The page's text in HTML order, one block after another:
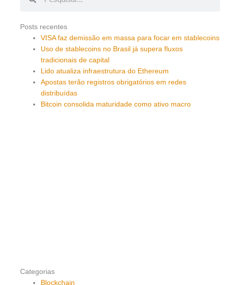
Posts recentes
VISA faz demissão em massa para focar em stablecoins
Uso de stablecoins no Brasil já supera fluxos
tradicionais de capital
Lido atualiza infraestrutura do Ethereum
Apostas terão registros obrigatórios em redes
distribuídas
Bitcoin consolida maturidade como ativo macro
Categorias
Blockchain